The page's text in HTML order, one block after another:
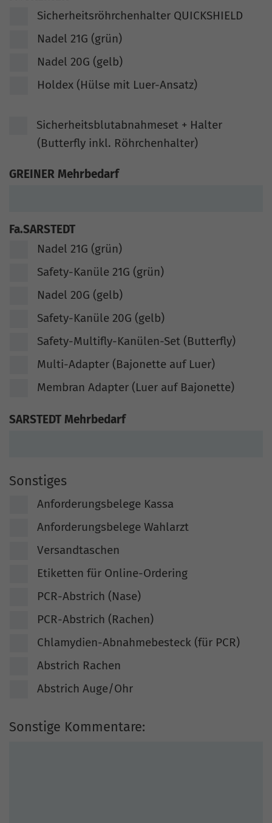
Sicherheitsröhrchenhalter QUICKSHIELD
Nadel 21G (grün)
Nadel 20G (gelb)
Holdex (Hülse mit Luer-Ansatz)
Sicherheitsblutabnahmeset + Halter
(Butterfly inkl. Röhrchenhalter)
GREINER Mehrbedarf
Fa.SARSTEDT
Nadel 21G (grün)
Safety-Kanüle 21G (grün)
Nadel 20G (gelb)
Safety-Kanüle 20G (gelb)
Safety-Multifly-Kanülen-Set (Butterfly)
Multi-Adapter (Bajonette auf Luer)
Membran Adapter (Luer auf Bajonette)
SARSTEDT Mehrbedarf
Sonstiges
Anforderungsbelege Kassa
Anforderungsbelege Wahlarzt
Versandtaschen
Etiketten für Online-Ordering
PCR-Abstrich (Nase)
PCR-Abstrich (Rachen)
Chlamydien-Abnahmebesteck (für PCR)
Abstrich Rachen
Abstrich Auge/Ohr
Sonstige Kommentare: